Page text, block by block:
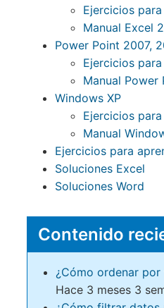
Ejercicios
Manual Excel
Power Point 2007,
Ejercicios
Manual Power
Windows XP
Ejercicios
Manual
Ejercicios para
Soluciones Excel
Soluciones Word
Contenido
¿Cómo ordenar
Hace 3 meses 3